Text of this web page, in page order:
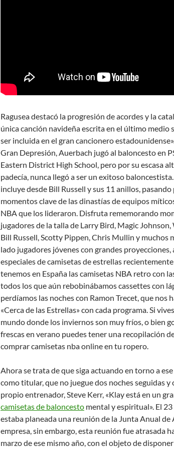
Ragusea destacó la progresión de acordes y la
única canción navideña escrita en el último medio
ser incluida en el gran cancionero
Gran Depresión, Auerbach jugó al baloncesto en
Eastern District High School, pero por su escasa
padecía, nunca llegó a ser un exitoso
incluye desde Bill Russell y sus 11 anillos,
momentos clave de las dinastías de equipos
NBA que los lideraron. Disfruta rememorando
jugadores de la talla de Larry Bird, Magic
Bill Russell, Scotty Pippen, Chris Mullin y muchos
lado jugadores jóvenes con grandes proyecciones,
especiales de camisetas de estrellas
tenemos en España las camisetas NBA retro con
todos los que aún rebobinábamos cassettes con
perdíamos las noches con Ramon Trecet, que nos
«Cerca de las Estrellas» con cada programa. Si
mundo donde los inviernos son muy fríos, o bien
frescas en verano puedes tener una recopilación
comprar camisetas nba online en tu ropero.
Ahora se trata de que siga actuando en torno a
como titular, que no juegue dos noches seguidas y
propio entrenador, Steve Kerr, «Klay está en un
camisetas de baloncesto mental y espiritual». El
estaba planeada una reunión de la Junta Anual de
empresa, sin embargo, esta reunión fue atrasada
marzo de ese mismo año, con el objeto de